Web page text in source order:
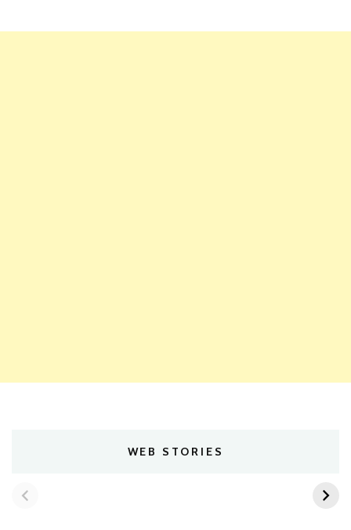
WEB STORIES